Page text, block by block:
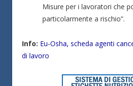
Misure per i lavoratori che
particolarmente a rischio”.
Info: Eu-Osha, scheda agenti
di lavoro